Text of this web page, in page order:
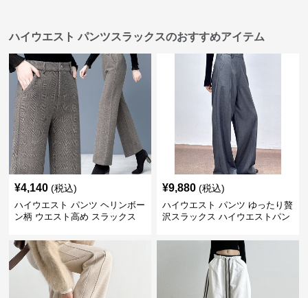
ハイウエスト パンツスラックスのおすすめアイテム
¥4,140 (税込)
ハイウエスト パンツ ヘリンボー
ン柄 ウエスト高め スラックス
¥9,880 (税込)
ハイウエスト パンツ ゆったり贅
沢スラックス ハイウエストパン